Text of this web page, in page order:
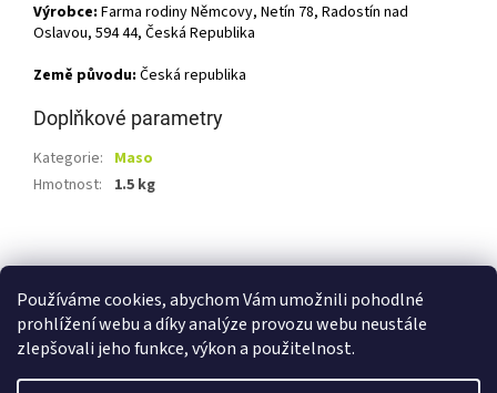
Používáme cookies, abychom Vám umožnili pohodlné
prohlížení webu a díky analýze provozu webu neustále
zlepšovali jeho funkce, výkon a použitelnost.
Výrobce: Farma rodiny Němcovy, Netín 78, Radostín nad
Oslavou, 594 44, Česká Republika
Země původu: Česká republika
Doplňkové parametry
Kategorie: Maso
Hmotnost: 1.5 kg
á